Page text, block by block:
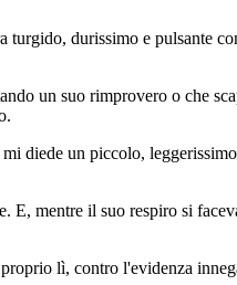
durissimo e pulsante
un suo rimprovero o che
diede un piccolo,
mentre il suo respiro si
lì, contro l'evidenza